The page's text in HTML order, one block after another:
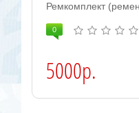
Ремкомплект
0
5000р.